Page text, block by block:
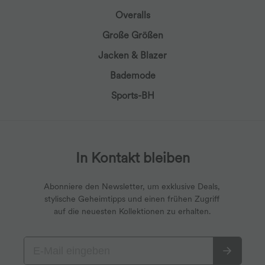
Overalls
Große Größen
Jacken & Blazer
Bademode
Sports-BH
In Kontakt bleiben
Abonniere den Newsletter, um exklusive Deals,
stylische Geheimtipps und einen frühen Zugriff
auf die neuesten Kollektionen zu erhalten.